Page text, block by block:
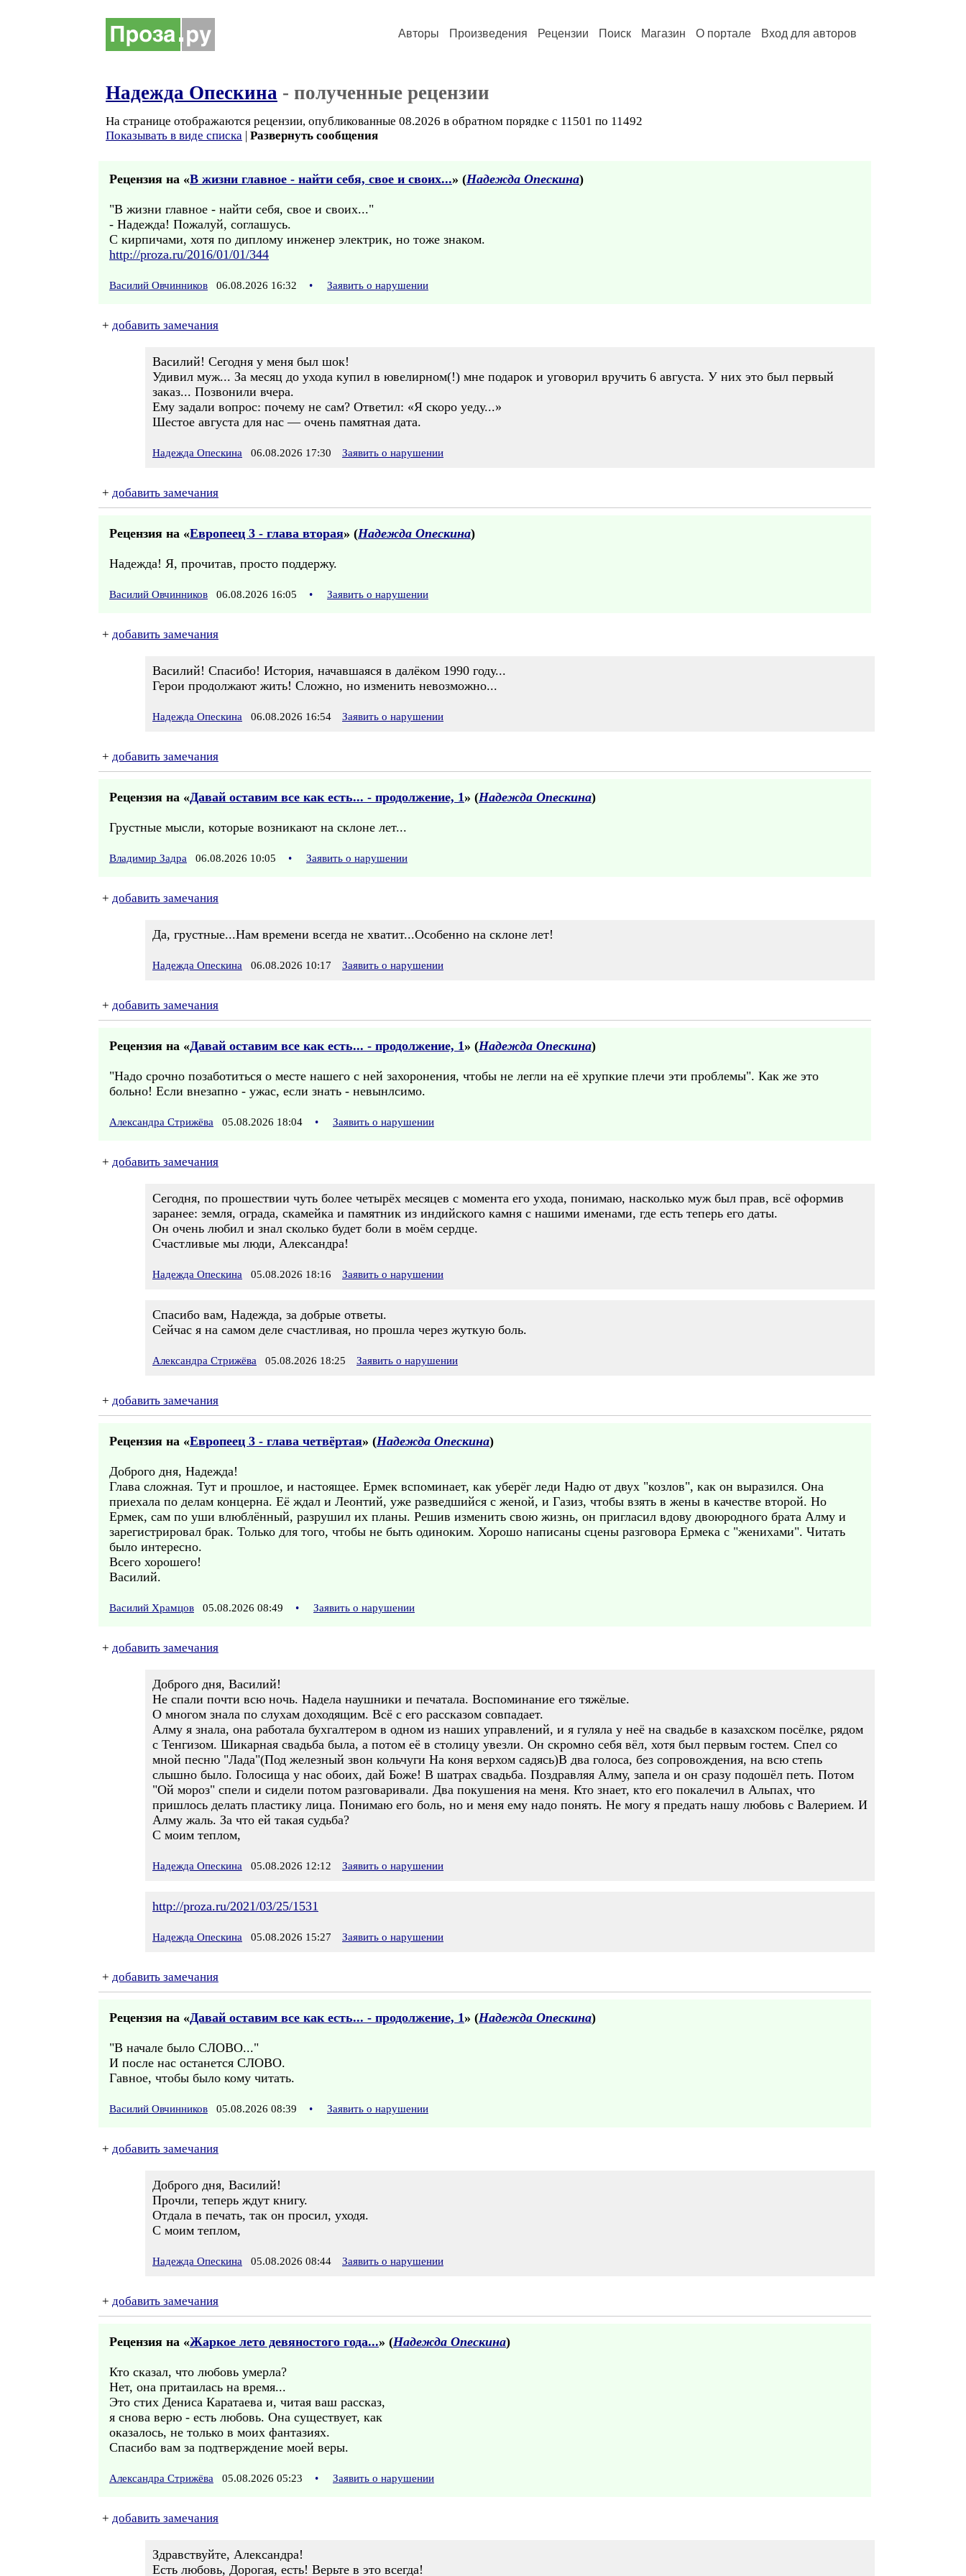
Авторы Произведения Рецензии Поиск Магазин О портале Вход для авторов
Надежда Опескина - полученные рецензии
На странице отображаются рецензии, опубликованные 08.2026 в обратном порядке с 11501 по 11492
Показывать в виде списка | Развернуть сообщения
Рецензия на «В жизни главное - найти себя, свое и своих...» (Надежда Опескина)
"В жизни главное - найти себя, свое и своих..."
- Надежда! Пожалуй, соглашусь.
С кирпичами, хотя по диплому инженер электрик, но тоже знаком.
http://proza.ru/2016/01/01/344
Василий Овчинников 06.08.2026 16:32 • Заявить о нарушении
+ добавить замечания
Василий! Сегодня у меня был шок!
Удивил муж... За месяц до ухода купил в ювелирном(!) мне подарок и уговорил вручить 6 августа. У них это был первый
заказ... Позвонили вчера.
Ему задали вопрос: почему не сам? Ответил: «Я скоро уеду...»
Шестое августа для нас — очень памятная дата.
Надежда Опескина 06.08.2026 17:30 Заявить о нарушении
+ добавить замечания
Рецензия на «Европеец 3 - глава вторая» (Надежда Опескина)
Надежда! Я, прочитав, просто поддержу.
Василий Овчинников 06.08.2026 16:05 • Заявить о нарушении
+ добавить замечания
Василий! Спасибо! История, начавшаяся в далёком 1990 году...
Герои продолжают жить! Сложно, но изменить невозможно...
Надежда Опескина 06.08.2026 16:54 Заявить о нарушении
+ добавить замечания
Рецензия на «Давай оставим все как есть... - продолжение, 1» (Надежда Опескина)
Грустные мысли, которые возникают на склоне лет...
Владимир Задра 06.08.2026 10:05 • Заявить о нарушении
+ добавить замечания
Да, грустные...Нам времени всегда не хватит...Особенно на склоне лет!
Надежда Опескина 06.08.2026 10:17 Заявить о нарушении
+ добавить замечания
Рецензия на «Давай оставим все как есть... - продолжение, 1» (Надежда Опескина)
"Надо срочно позаботиться о месте нашего с ней захоронения, чтобы не легли на её хрупкие плечи эти проблемы". Как же это
больно! Если внезапно - ужас, если знать - невынлсимо.
Александра Стрижёва 05.08.2026 18:04 • Заявить о нарушении
+ добавить замечания
Сегодня, по прошествии чуть более четырёх месяцев с момента его ухода, понимаю, насколько муж был прав, всё оформив
заранее: земля, ограда, скамейка и памятник из индийского камня с нашими именами, где есть теперь его даты.
Он очень любил и знал сколько будет боли в моём сердце.
Счастливые мы люди, Александра!
Надежда Опескина 05.08.2026 18:16 Заявить о нарушении
Спасибо вам, Надежда, за добрые ответы.
Сейчас я на самом деле счастливая, но прошла через жуткую боль.
Александра Стрижёва 05.08.2026 18:25 Заявить о нарушении
+ добавить замечания
Рецензия на «Европеец 3 - глава четвёртая» (Надежда Опескина)
Доброго дня, Надежда!
Глава сложная. Тут и прошлое, и настоящее. Ермек вспоминает, как уберёг леди Надю от двух "козлов", как он выразился. Она
приехала по делам концерна. Её ждал и Леонтий, уже разведшийся с женой, и Газиз, чтобы взять в жены в качестве второй. Но
Ермек, сам по уши влюблённый, разрушил их планы. Решив изменить свою жизнь, он пригласил вдову двоюродного брата Алму и
зарегистрировал брак. Только для того, чтобы не быть одиноким. Хорошо написаны сцены разговора Ермека с "женихами". Читать
было интересно.
Всего хорошего!
Василий.
Василий Храмцов 05.08.2026 08:49 • Заявить о нарушении
+ добавить замечания
Доброго дня, Василий!
Не спали почти всю ночь. Надела наушники и печатала. Воспоминание его тяжёлые.
О многом знала по слухам доходящим. Всё с его рассказом совпадает.
Алму я знала, она работала бухгалтером в одном из наших управлений, и я гуляла у неё на свадьбе в казахском посёлке, рядом
с Тенгизом. Шикарная свадьба была, а потом её в столицу увезли. Он скромно себя вёл, хотя был первым гостем. Спел со
мной песню "Лада"(Под железный звон кольчуги На коня верхом садясь)В два голоса, без сопровождения, на всю степь
слышно было. Голосища у нас обоих, дай Боже! В шатрах свадьба. Поздравляя Алму, запела и он сразу подошёл петь. Потом
"Ой мороз" спели и сидели потом разговаривали. Два покушения на меня. Кто знает, кто его покалечил в Альпах, что
пришлось делать пластику лица. Понимаю его боль, но и меня ему надо понять. Не могу я предать нашу любовь с Валерием. И
Алму жаль. За что ей такая судьба?
С моим теплом,
Надежда Опескина 05.08.2026 12:12 Заявить о нарушении
http://proza.ru/2021/03/25/1531
Надежда Опескина 05.08.2026 15:27 Заявить о нарушении
+ добавить замечания
Рецензия на «Давай оставим все как есть... - продолжение, 1» (Надежда Опескина)
"В начале было СЛОВО..."
И после нас останется СЛОВО.
Гавное, чтобы было кому читать.
Василий Овчинников 05.08.2026 08:39 • Заявить о нарушении
+ добавить замечания
Доброго дня, Василий!
Прочли, теперь ждут книгу.
Отдала в печать, так он просил, уходя.
С моим теплом,
Надежда Опескина 05.08.2026 08:44 Заявить о нарушении
+ добавить замечания
Рецензия на «Жаркое лето девяностого года...» (Надежда Опескина)
Кто сказал, что любовь умерла?
Нет, она притаилась на время...
Это стих Дениса Каратаева и, читая ваш рассказ,
я снова верю - есть любовь. Она существует, как
оказалось, не только в моих фантазиях.
Спасибо вам за подтверждение моей веры.
Александра Стрижёва 05.08.2026 05:23 • Заявить о нарушении
+ добавить замечания
Здравствуйте, Александра!
Есть любовь, Дорогая, есть! Верьте в это всегда!